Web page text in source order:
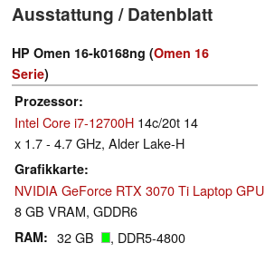
Forum
Ausstattung / Datenblatt
HP Omen 16-k0168ng (Omen 16
Serie)
Prozessor
Intel Core i7-12700H 14c/20t 14
x 1.7 - 4.7 GHz, Alder Lake-H
Grafikkarte
NVIDIA GeForce RTX 3070 Ti Laptop GPU
8 GB VRAM, GDDR6
RAM 32 GB , DDR5-4800